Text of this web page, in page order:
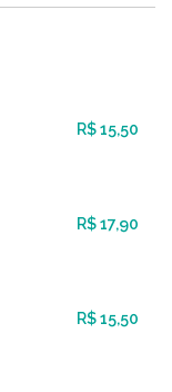
R$ 15,50
R$ 17,90
R$ 15,50